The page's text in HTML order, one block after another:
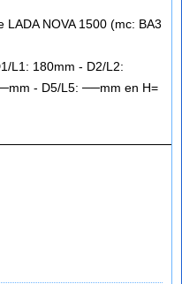
NOVA 1500 (mc: BA3
L1: 180mm - D2/L2:
- D5/L5: ──mm en H=